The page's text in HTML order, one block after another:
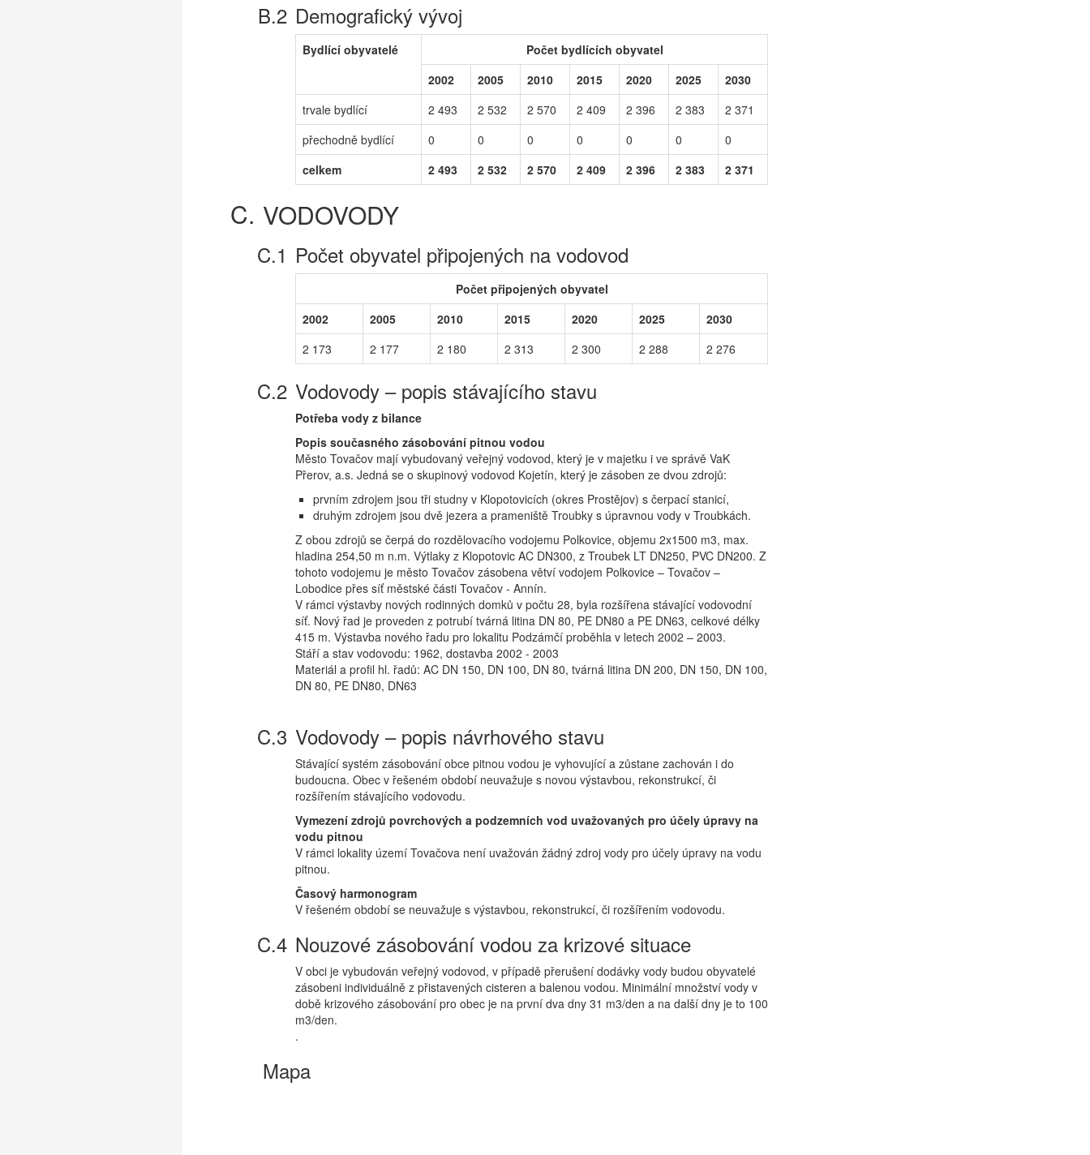
Demografický vývoj
Bydlící obyvatelé
Počet bydlících obyvatel
2002
2005 2010 2015 2020 2025
2030
trvale bydlící
2 493 2 532 2 570 2 409 2 396 2 383
2 371
přechodně bydlící
0 0 0 0 0 0
0
celkem
2 493 2 532 2 570 2 409 2 396 2 383 2 371
VODOVODY
Počet obyvatel připojených na vodovod
Počet připojených obyvatel
2002
2005 2010 2015 2020 2025
2030
2 173
2 177 2 180 2 313 2 300 2 288 2 276
Vodovody – popis stávajícího stavu
Potřeba vody z bilance
Popis současného zásobování pitnou vodou
Město Tovačov mají vybudovaný veřejný vodovod, který je v majetku i ve správě VaK
Přerov, a.s. Jedná se o skupinový vodovod Kojetín, který je zásoben ze dvou zdrojů:
prvním zdrojem jsou tři studny v Klopotovicích (okres Prostějov) s čerpací stanicí,
druhým zdrojem jsou dvě jezera a prameniště Troubky s úpravnou vody v Troubkách.
Z obou zdrojů se čerpá do rozdělovacího vodojemu Polkovice, objemu 2x1500 m3, max.
hladina 254,50 m n.m. Výtlaky z Klopotovic AC DN300, z Troubek LT DN250, PVC DN200. Z
tohoto vodojemu je město Tovačov zásobena větví vodojem Polkovice – Tovačov –
Lobodice přes síť městské části Tovačov - Annín.
V rámci výstavby nových rodinných domků v počtu 28, byla rozšířena stávající vodovodní
síť. Nový řad je proveden z potrubí tvárná litina DN 80, PE DN80 a PE DN63, celkové délky
415 m. Výstavba nového řadu pro lokalitu Podzámčí proběhla v letech 2002 – 2003.
Stáří a stav vodovodu: 1962, dostavba 2002 - 2003
Materiál a profil hl. řadů: AC DN 150, DN 100, DN 80, tvárná litina DN 200, DN 150, DN 100,
DN 80, PE DN80, DN63
Vodovody – popis návrhového stavu
Stávající systém zásobování obce pitnou vodou je vyhovující a zůstane zachován i do
budoucna. Obec v řešeném období neuvažuje s novou výstavbou, rekonstrukcí, či
rozšířením stávajícího vodovodu.
Vymezení zdrojů povrchových a podzemních vod uvažovaných pro účely úpravy na
vodu pitnou
V rámci lokality území Tovačova není uvažován žádný zdroj vody pro účely úpravy na vodu
pitnou.
Časový harmonogram
V řešeném období se neuvažuje s výstavbou, rekonstrukcí, či rozšířením vodovodu.
Nouzové zásobování vodou za krizové situace
V obci je vybudován veřejný vodovod, v případě přerušení dodávky vody budou obyvatelé
zásobeni individuálně z přistavených cisteren a balenou vodou. Minimální množství vody v
době krizového zásobování pro obec je na první dva dny 31 m3/den a na další dny je to 100
m3/den.
.
Mapa